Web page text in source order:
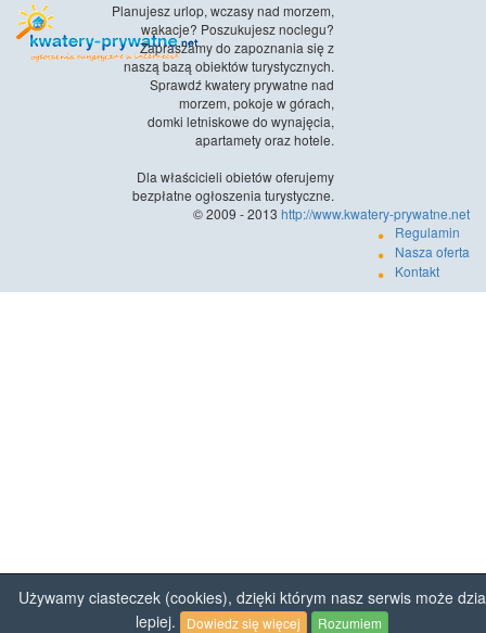
Planujesz urlop, wczasy nad morzem,
wakacje? Poszukujesz noclegu?
Zapraszamy do zapoznania się z
naszą bazą obiektów turystycznych.
Sprawdź kwatery prywatne nad
morzem, pokoje w górach,
domki letniskowe do wynajęcia,
apartamety oraz hotele.
Dla właścicieli obietów oferujemy
bezpłatne ogłoszenia turystyczne.
© 2009 - 2013 http://www.kwatery-prywatne.net
Regulamin
Nasza oferta
Kontakt
Używamy ciasteczek (cookies), dzięki którym nasz serwis może
lepiej.
Dowiedz się więcej Rozumiem